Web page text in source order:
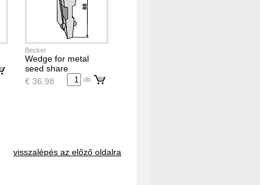
Becker
Wedge for metal
seed share
€ 36,98
db
visszalépés az előző oldalra